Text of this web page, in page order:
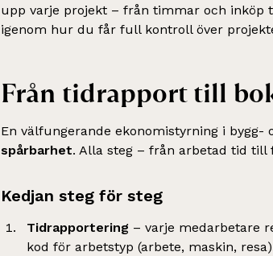
upp varje projekt – från timmar och inköp
igenom hur du får full kontroll över
Från tidrapport till
En välfungerande ekonomistyrning i
spårbarhet. Alla steg – från arbetad tid till
Kedjan steg för steg
Tidrapportering – varje medarbetare
kod för arbetstyp (arbete, maskin,